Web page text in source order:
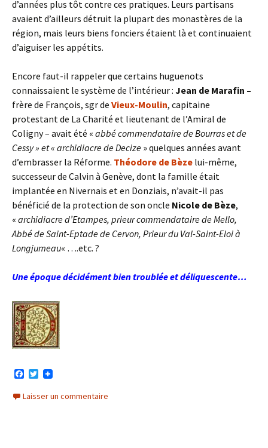
d’années plus tôt contre ces pratiques. Leurs partisans
avaient d’ailleurs détruit la plupart des monastères de la
région, mais leurs biens fonciers étaient là et continuaient
d’aiguiser les appétits.
Encore faut-il rappeler que certains huguenots
connaissaient le système de l’intérieur : Jean de Marafin –
frère de François, sgr de Vieux-Moulin, capitaine
protestant de La Charité et lieutenant de l’Amiral de
Coligny – avait été « abbé commendataire de Bourras et de
Cessy » et « archidiacre de Decize » quelques années avant
d’embrasser la Réforme. Théodore de Bèze lui-même,
successeur de Calvin à Genève, dont la famille était
implantée en Nivernais et en Donziais, n’avait-il pas
bénéficié de la protection de son oncle Nicole de Bèze,
« archidiacre d’Etampes, prieur commendataire de Mello,
Abbé de Saint-Eptade de Cervon, Prieur du Val-Saint-Eloi à
Longjumeau« ….etc. ?
Une époque décidément bien troublée et déliquescente…
c
e
T
i
t
Laisser un commentaire